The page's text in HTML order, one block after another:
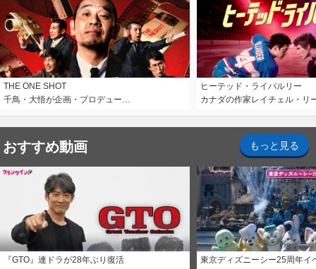
THE ONE SHOT
千鳥・大悟が企画・プロデュー…
ヒーテッド・ライバルリー
カナダの作家レイチェル・リ
おすすめ動画 もっと見る
『GTO』連ドラが28年ぶり復活 東京ディズニーシー25周年イ